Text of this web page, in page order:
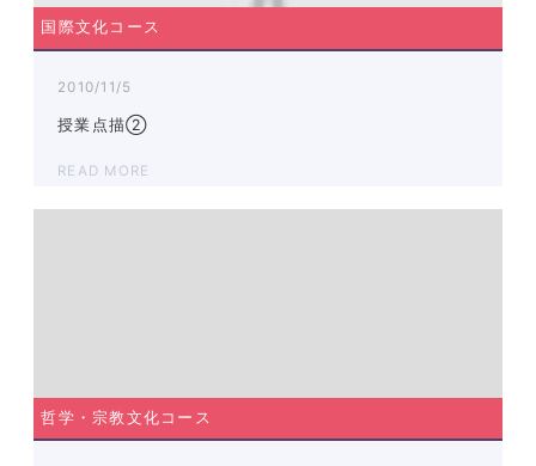
国際文化コース
2010/11/5
授業点描②
READ MORE
哲学・宗教文化コース